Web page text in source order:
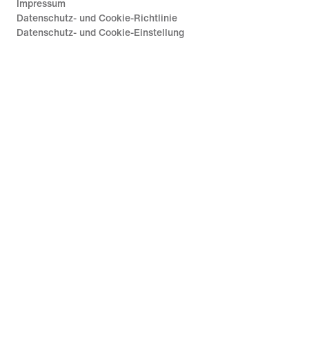
Impressum
Datenschutz- und Cookie-Richtlinie
Datenschutz- und Cookie-Einstellung